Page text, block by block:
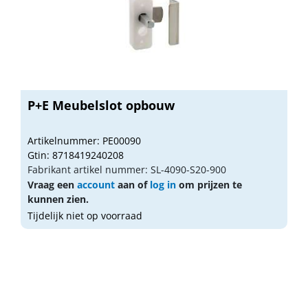
P+E Meubelslot opbouw
Artikelnummer: PE00090
Gtin: 8718419240208
Fabrikant artikel nummer: SL-4090-S20-900
Vraag een account aan of log in om prijzen te
kunnen zien.
Tijdelijk niet op voorraad